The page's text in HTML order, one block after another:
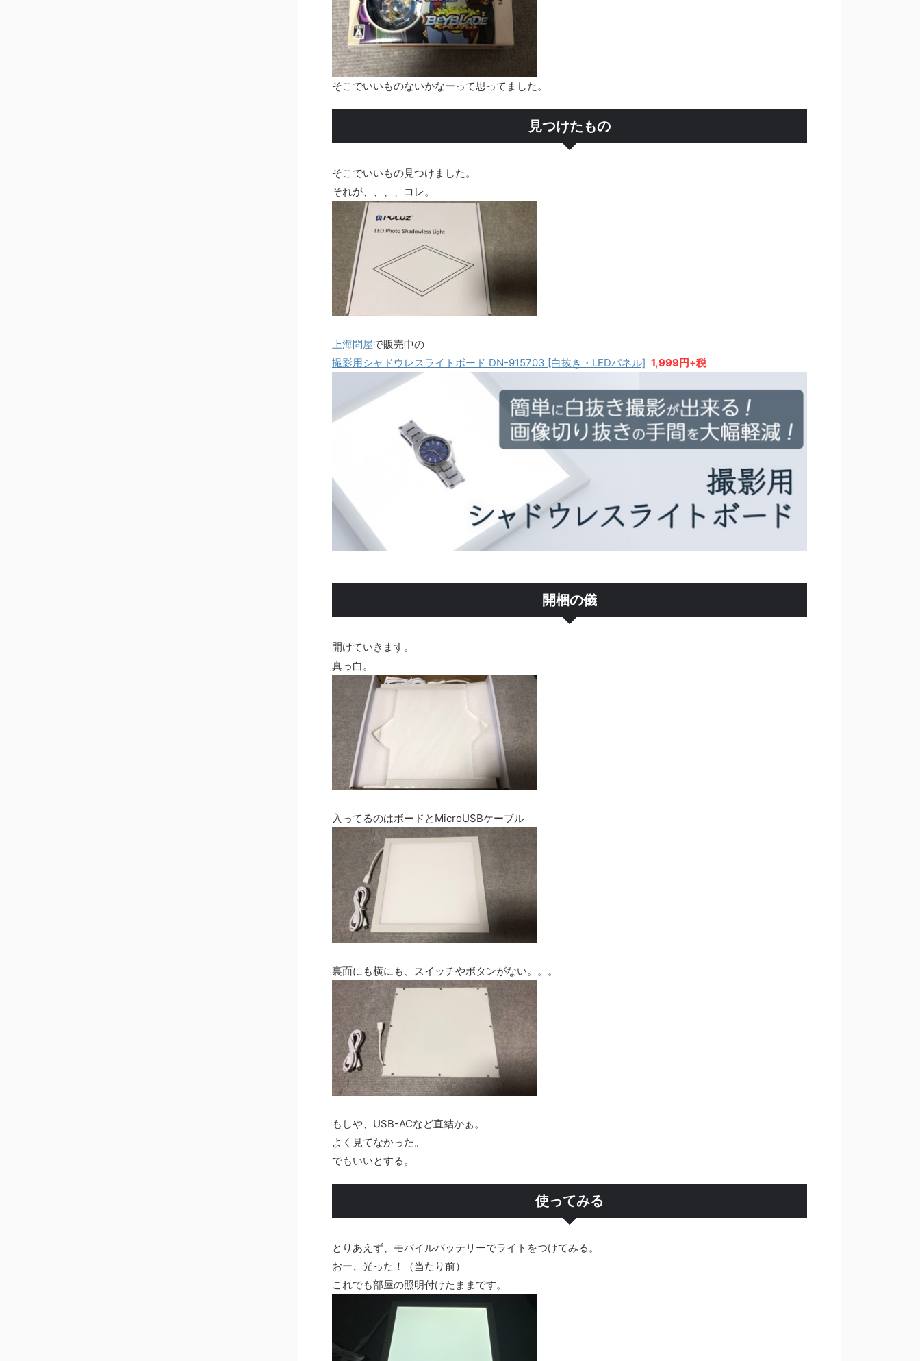
そこでいいものないかなーって思ってました。
見つけたもの
そこでいいもの見つけました。
それが、、、、コレ。
上海問屋で販売中の
撮影用シャドウレスライトボード DN-915703 [白抜き・LEDパネル] 1,999円+税
開梱の儀
開けていきます。
真っ白。
入ってるのはボードとMicroUSBケーブル
裏面にも横にも、スイッチやボタンがない。。。
もしや、USB-ACなど直結かぁ。
よく見てなかった。
でもいいとする。
使ってみる
とりあえず、モバイルバッテリーでライトをつけてみる。
おー、光った！（当たり前）
これでも部屋の照明付けたままです。